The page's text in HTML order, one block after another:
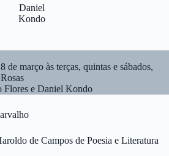
Daniel
Kondo
de março às terças, quintas e sábados,
Flores e Daniel Kondo
de Campos de Poesia e Literatura